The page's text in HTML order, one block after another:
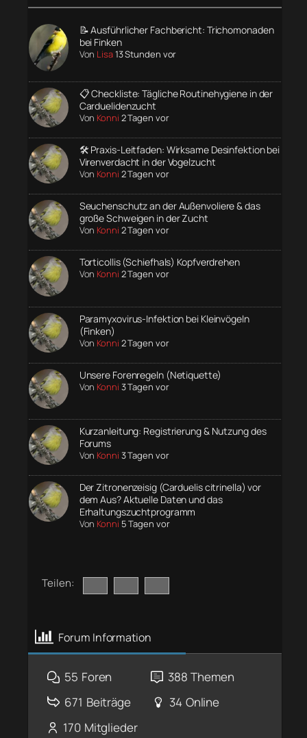
📝 Ausführlicher Fachbericht: Trichomonaden
bei Finken
Von Lisa13 Stunden vor
📋 Checkliste: Tägliche Routinehygiene in der
Carduelidenzucht
Von Konni 2 Tagen vor
🛠️ Praxis-Leitfaden: Wirksame Desinfektion bei
Virenverdacht in der Vogelzucht
Von Konni 2 Tagen vor
Seuchenschutz an der Außenvoliere & das
große Schweigen in der Zucht
Von Konni 2 Tagen vor
Torticollis (Schiefhals) Kopfverdrehen
Von Konni 2 Tagen vor
Paramyxovirus-Infektion bei Kleinvögeln
(Finken)
Von Konni 2 Tagen vor
Unsere Forenregeln (Netiquette)
Von Konni 3 Tagen vor
Kurzanleitung: Registrierung & Nutzung des
Forums
Von Konni 3 Tagen vor
Der Zitronenzeisig (Carduelis citrinella) vor
dem Aus? Aktuelle Daten und das
Erhaltungszuchtprogramm
Von Konni 5 Tagen vor
Teilen:
Forum Information
55 Foren 388 Themen
671 Beiträge 34 Online
170 Mitglieder